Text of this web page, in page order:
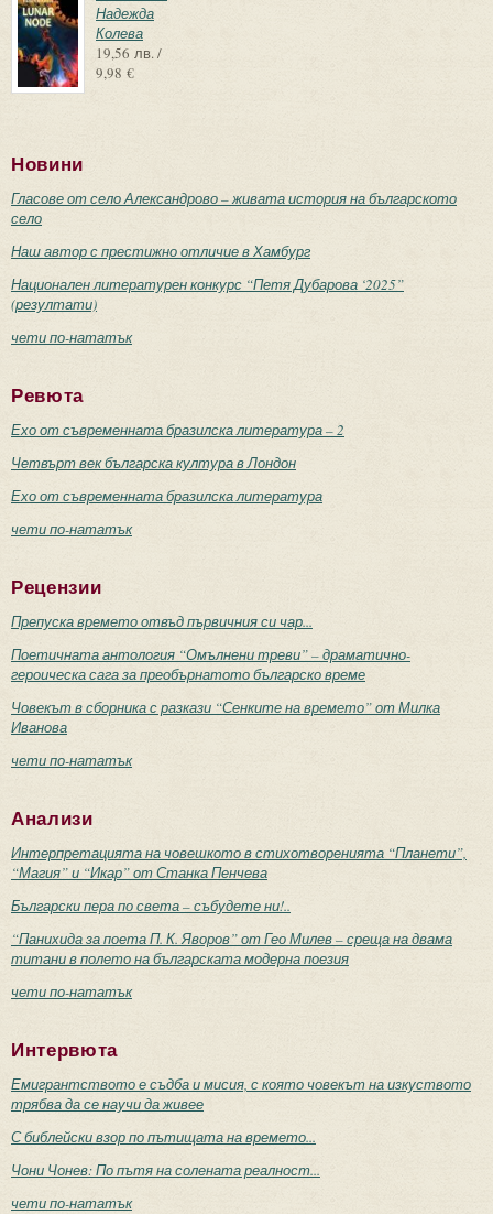
Надежда
Колева
19,56 лв. /
9,98 €
Новини
Гласове от село Александрово – живата история на българското
село
Наш автор с престижно отличие в Хамбург
Национален литературен конкурс “Петя Дубарова ‘2025”
(резултати)
чети по-нататък
Ревюта
Ехо от съвременната бразилска литература – 2
Четвърт век българска култура в Лондон
Ехо от съвременната бразилска литература
чети по-нататък
Рецензии
Препуска времето отвъд първичния си чар...
Поетичната антология “Омълнени треви” – драматично-
героическа сага за преобърнатото българско време
Човекът в сборника с разкази “Сенките на времето” от Милка
Иванова
чети по-нататък
Анализи
Интерпретацията на човешкото в стихотворенията “Планети”,
“Магия” и “Икар” от Станка Пенчева
Български пера по света – събудете ни!..
“Панихида за поета П. К. Яворов” от Гео Милев – среща на двама
титани в полето на българската модерна поезия
чети по-нататък
Интервюта
Емигрантството е съдба и мисия, с която човекът на изкуството
трябва да се научи да живее
С библейски взор по пътищата на времето...
Чони Чонев: По пътя на солената реалност...
чети по-нататък